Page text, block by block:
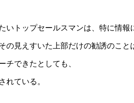
いトップセールスマンは、特に情報
の見えすいた上部だけの勧誘のこと
チできたとしても、
れている。